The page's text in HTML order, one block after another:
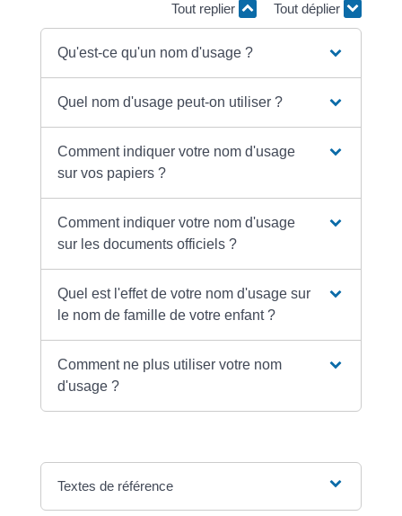
Tout replier Tout déplier
Qu'est-ce qu'un nom d'usage ?
Quel nom d'usage peut-on utiliser ?
Comment indiquer votre nom d'usage
sur vos papiers ?
Comment indiquer votre nom d'usage
sur les documents officiels ?
Quel est l'effet de votre nom d'usage sur
le nom de famille de votre enfant ?
Comment ne plus utiliser votre nom
d'usage ?
Textes de référence